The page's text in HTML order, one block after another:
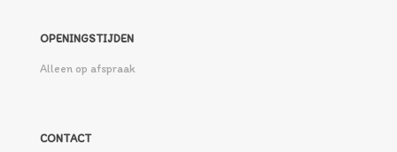
OPENINGSTIJDEN
Alleen op afspraak
CONTACT